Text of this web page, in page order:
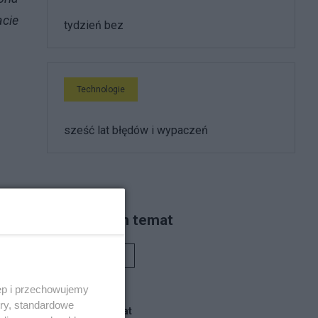
tydzień bez
Technologie
sześć lat błędów i wypaczeń
Piszą na ten temat
Blogi na ten temat
i przechowujemy
standardowe